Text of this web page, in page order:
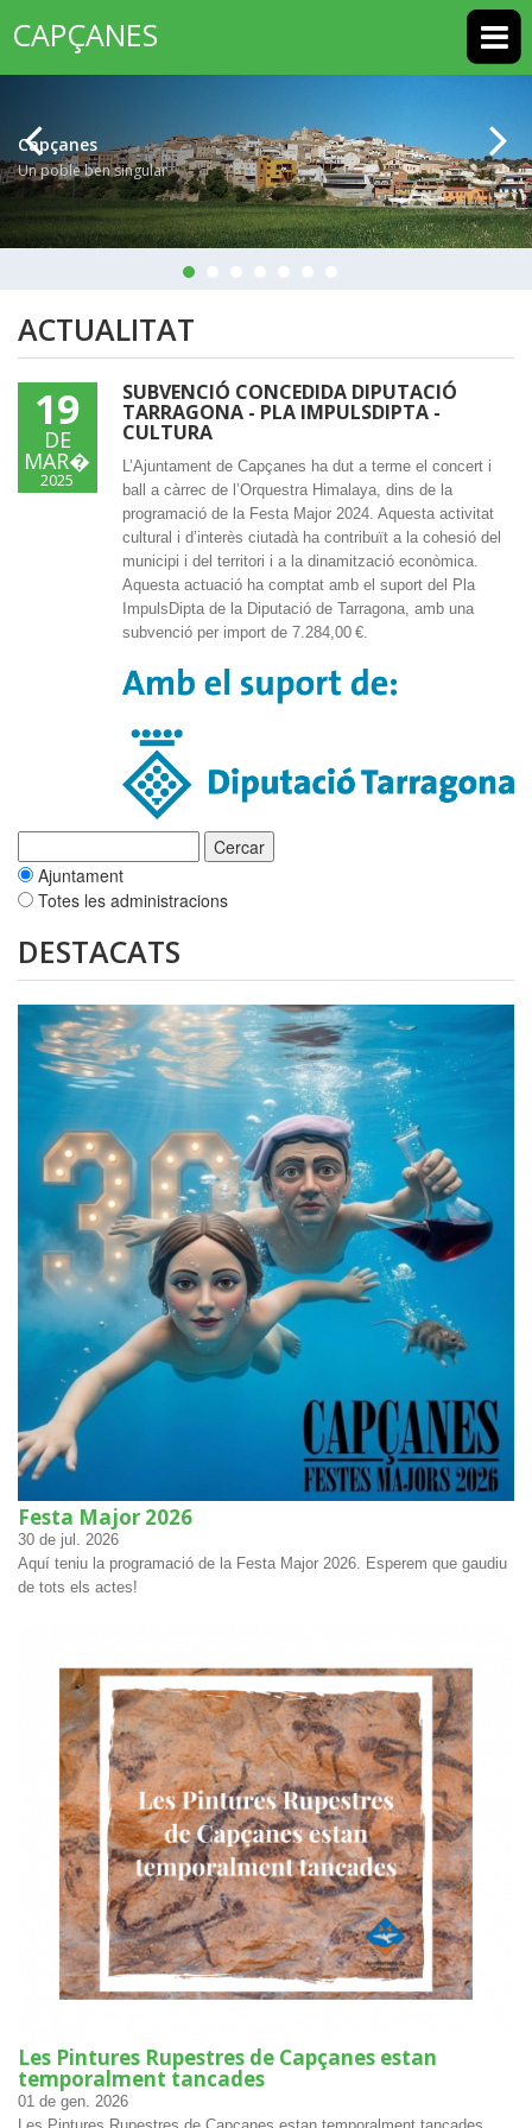
CAPÇANES
Capçanes
Un poble ben singular
ACTUALITAT
19
DE
MAR�
2025
SUBVENCIÓ CONCEDIDA DIPUTACIÓ
TARRAGONA - PLA IMPULSDIPTA -
CULTURA
L’Ajuntament de Capçanes ha dut a terme el concert i
ball a càrrec de l’Orquestra Himalaya, dins de la
programació de la Festa Major 2024. Aquesta activitat
cultural i d’interès ciutadà ha contribuït a la cohesió del
municipi i del territori i a la dinamització econòmica.
Aquesta actuació ha comptat amb el suport del Pla
ImpulsDipta de la Diputació de Tarragona, amb una
subvenció per import de 7.284,00 €.
Ajuntament
Totes les administracions
DESTACATS
Festa Major 2026
30 de jul. 2026
Aquí teniu la programació de la Festa Major 2026. Esperem que gaudiu
de tots els actes!
Les Pintures Rupestres de Capçanes estan
temporalment tancades
01 de gen. 2026